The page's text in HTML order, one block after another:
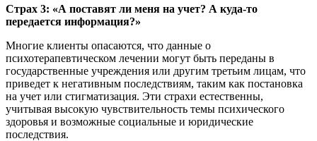
Страх 3: «А поставят ли меня на учет? А куда-то
передается информация?»
Многие клиенты опасаются, что данные о
психотерапевтическом лечении могут быть переданы в
государственные учреждения или другим третьим лицам, что
приведет к негативным последствиям, таким как постановка
на учет или стигматизация. Эти страхи естественны,
учитывая высокую чувствительность темы психического
здоровья и возможные социальные и юридические
последствия.